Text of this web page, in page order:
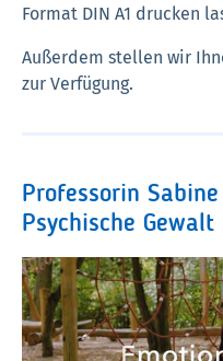
Format DIN A1 drucken
Außerdem stellen wir
zur Verfügung.
Professorin
Psychische Gewalt